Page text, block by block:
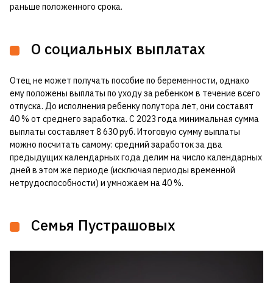
раньше положенного срока.
О социальных выплатах
Отец не может получать пособие по беременности, однако
ему положены выплаты по уходу за ребенком в течение всего
отпуска. До исполнения ребенку полутора лет, они составят
40 % от среднего заработка. С 2023 года минимальная сумма
выплаты составляет 8 630 руб. Итоговую сумму выплаты
можно посчитать самому: средний заработок за два
предыдущих календарных года делим на число календарных
дней в этом же периоде (исключая периоды временной
нетрудоспособности) и умножаем на 40 %.
Семья Пустрашовых